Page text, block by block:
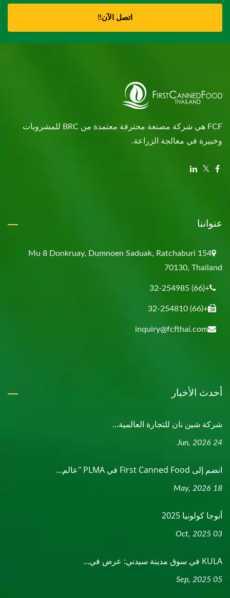
اتصل الآن!!
FCF هي شركة مصنعة محترفة معتمدة من BRC للمشروبات
وخبيرة في معالجة الزراعة.
عنواننا
154 Mu 8 Donkruay, Dumnoen Saduak, Ratchaburi
70130, Thailand
+(66) 32-254985
+(66) 32-254810
inquiry@fcfthai.com
أحدث الأخبار
شركة شين نان للتجارة العالمية...
24 Jun, 2026
انضم إلى First Canned Food في PLMA "عالم...
18 May, 2026
أنوجا كولونيا 2025
03 Oct, 2025
KULA في سوق مدينة سيدني: عرض في...
05 Sep, 2025